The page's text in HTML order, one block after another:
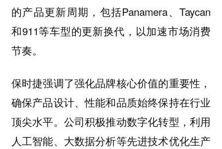
的产品更新周期，包括Panamera、Taycan
和911等车型的更新换代，以加速市场消费
节奏。
保时捷强调了强化品牌核心价值的重要性，
确保产品设计、性能和品质始终保持在行业
顶尖水平。公司积极推动数字化转型，利用
人工智能、大数据分析等先进技术优化生产